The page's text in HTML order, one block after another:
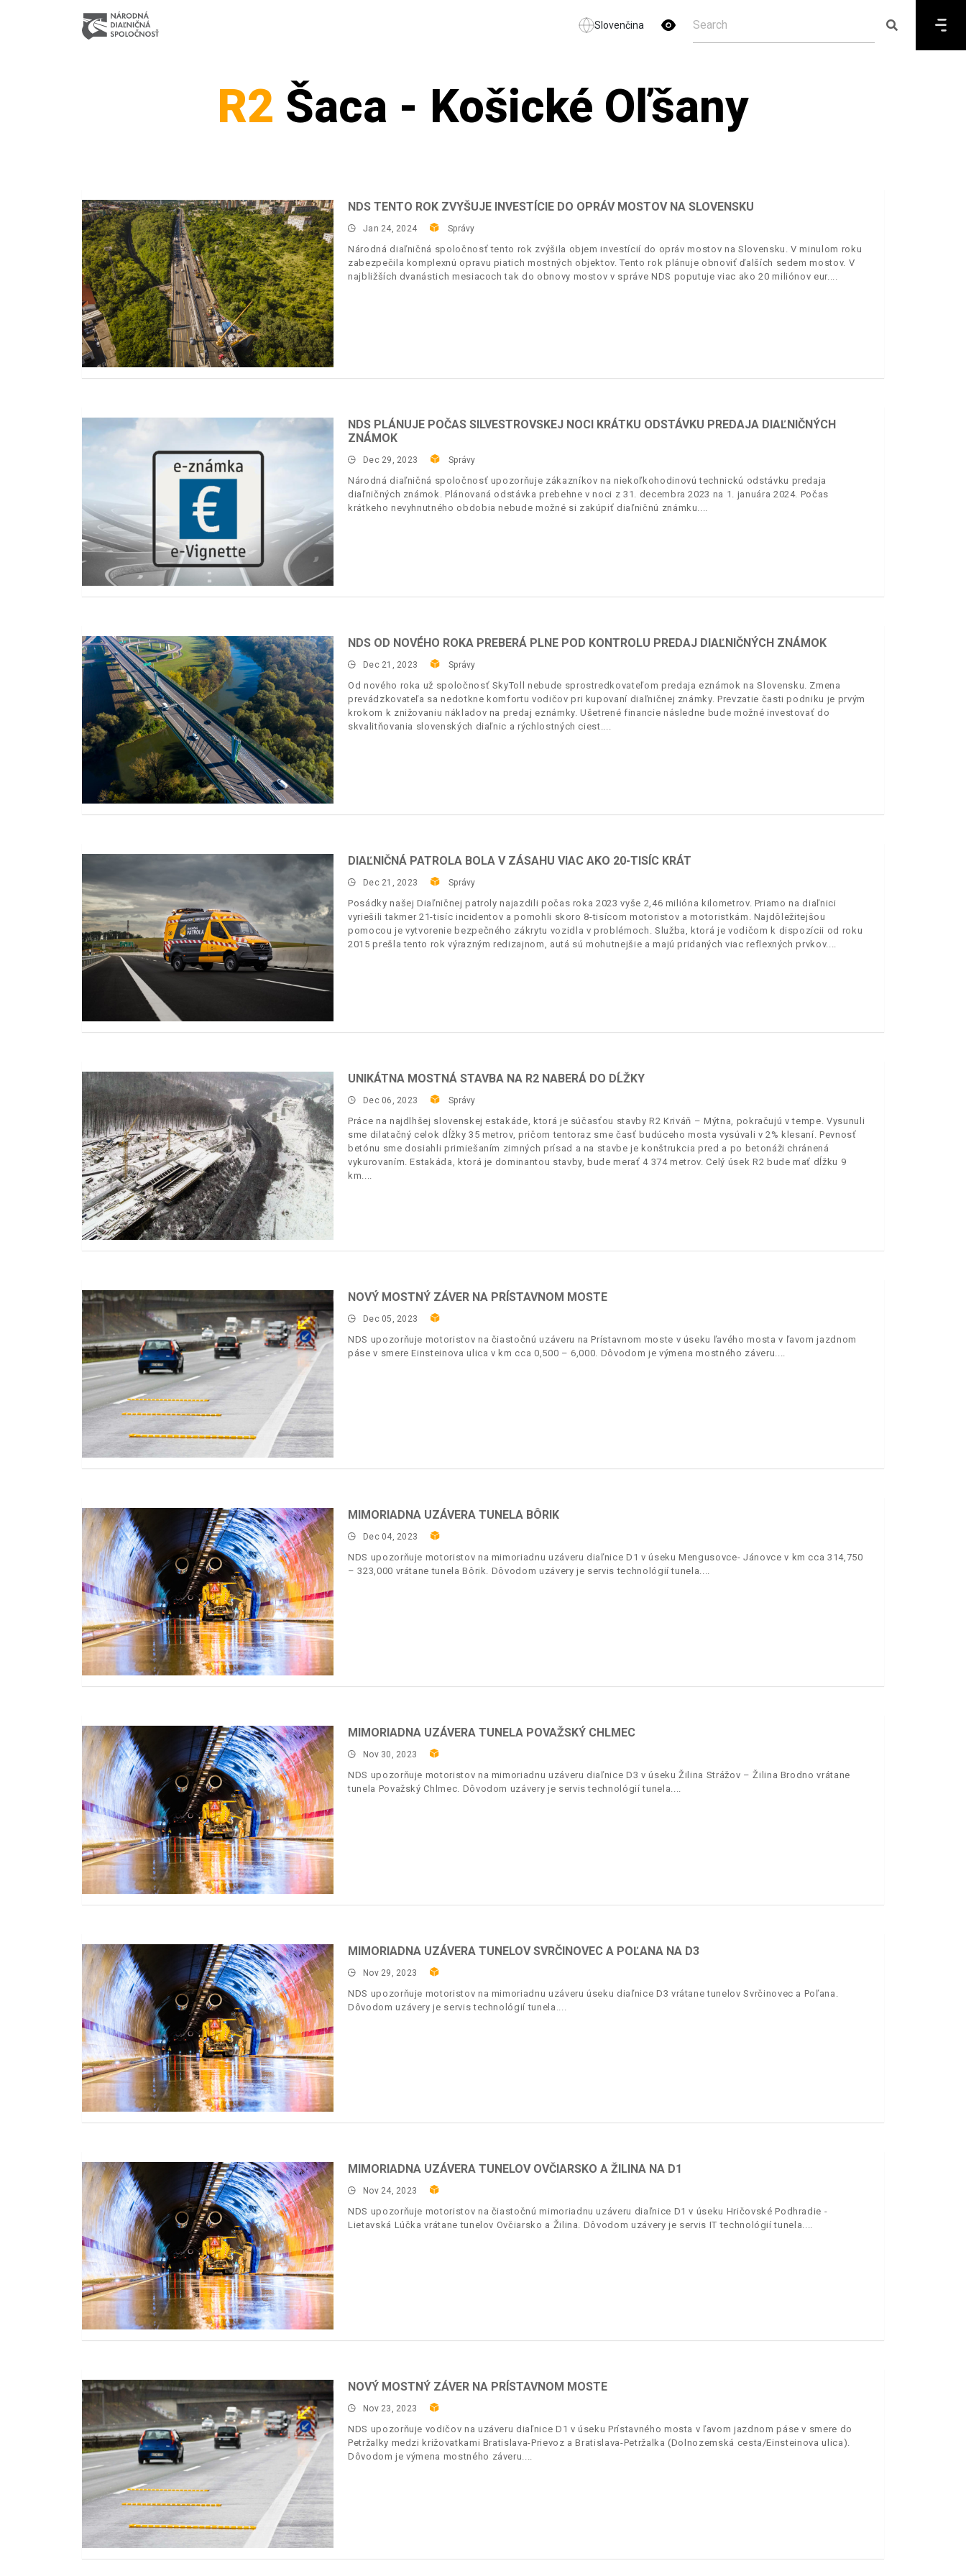
Slovenčina
R2 Šaca - Košické Oľšany
NDS TENTO ROK ZVYŠUJE INVESTÍCIE DO OPRÁV MOSTOV NA SLOVENSKU
Jan 24, 2024 Správy
Národná diaľničná spoločnosť tento rok zvýšila objem investícií do opráv mostov na Slovensku. V minulom roku
zabezpečila komplexnú opravu piatich mostných objektov. Tento rok plánuje obnoviť ďalších sedem mostov. V
najbližších dvanástich mesiacoch tak do obnovy mostov v správe NDS poputuje viac ako 20 miliónov eur.
NDS PLÁNUJE POČAS SILVESTROVSKEJ NOCI KRÁTKU ODSTÁVKU PREDAJA DIAĽNIČNÝCH
ZNÁMOK
Dec 29, 2023 Správy
Národná diaľničná spoločnosť upozorňuje zákazníkov na niekoľkohodinovú technickú odstávku predaja
diaľničných známok. Plánovaná odstávka prebehne v noci z 31. decembra 2023 na 1. januára 2024. Počas
krátkeho nevyhnutného obdobia nebude možné si zakúpiť diaľničnú známku.
NDS OD NOVÉHO ROKA PREBERÁ PLNE POD KONTROLU PREDAJ DIAĽNIČNÝCH ZNÁMOK
Dec 21, 2023 Správy
Od nového roka už spoločnosť SkyToll nebude sprostredkovateľom predaja eznámok na Slovensku. Zmena
prevádzkovateľa sa nedotkne komfortu vodičov pri kupovaní diaľničnej známky. Prevzatie časti podniku je prvým
krokom k znižovaniu nákladov na predaj eznámky. Ušetrené financie následne bude možné investovať do
skvalitňovania slovenských diaľnic a rýchlostných ciest.
DIAĽNIČNÁ PATROLA BOLA V ZÁSAHU VIAC AKO 20-TISÍC KRÁT
Dec 21, 2023 Správy
Posádky našej Diaľničnej patroly najazdili počas roka 2023 vyše 2,46 milióna kilometrov. Priamo na diaľnici
vyriešili takmer 21-tisíc incidentov a pomohli skoro 8-tisícom motoristov a motoristkám. Najdôležitejšou
pomocou je vytvorenie bezpečného zákrytu vozidla v problémoch. Služba, ktorá je vodičom k dispozícii od roku
2015 prešla tento rok výrazným redizajnom, autá sú mohutnejšie a majú pridaných viac reflexných prvkov.
UNIKÁTNA MOSTNÁ STAVBA NA R2 NABERÁ DO DĹŽKY
Dec 06, 2023 Správy
Práce na najdlhšej slovenskej estakáde, ktorá je súčasťou stavby R2 Kriváň – Mýtna, pokračujú v tempe. Vysunuli
sme dilatačný celok dĺžky 35 metrov, pričom tentoraz sme časť budúceho mosta vysúvali v 2% klesaní. Pevnosť
betónu sme dosiahli primiešaním zimných prísad a na stavbe je konštrukcia pred a po betonáži chránená
vykurovaním. Estakáda, ktorá je dominantou stavby, bude merať 4 374 metrov. Celý úsek R2 bude mať dĺžku 9
km.
NOVÝ MOSTNÝ ZÁVER NA PRÍSTAVNOM MOSTE
Dec 05, 2023
NDS upozorňuje motoristov na čiastočnú uzáveru na Prístavnom moste v úseku ľavého mosta v ľavom jazdnom
páse v smere Einsteinova ulica v km cca 0,500 – 6,000. Dôvodom je výmena mostného záveru.
MIMORIADNA UZÁVERA TUNELA BÔRIK
Dec 04, 2023
NDS upozorňuje motoristov na mimoriadnu uzáveru diaľnice D1 v úseku Mengusovce- Jánovce v km cca 314,750
– 323,000 vrátane tunela Bôrik. Dôvodom uzávery je servis technológií tunela.
MIMORIADNA UZÁVERA TUNELA POVAŽSKÝ CHLMEC
Nov 30, 2023
NDS upozorňuje motoristov na mimoriadnu uzáveru diaľnice D3 v úseku Žilina Strážov – Žilina Brodno vrátane
tunela Považský Chlmec. Dôvodom uzávery je servis technológií tunela.
MIMORIADNA UZÁVERA TUNELOV SVRČINOVEC A POĽANA NA D3
Nov 29, 2023
NDS upozorňuje motoristov na mimoriadnu uzáveru úseku diaľnice D3 vrátane tunelov Svrčinovec a Poľana.
Dôvodom uzávery je servis technológií tunela.
MIMORIADNA UZÁVERA TUNELOV OVČIARSKO A ŽILINA NA D1
Nov 24, 2023
NDS upozorňuje motoristov na čiastočnú mimoriadnu uzáveru diaľnice D1 v úseku Hričovské Podhradie -
Lietavská Lúčka vrátane tunelov Ovčiarsko a Žilina. Dôvodom uzávery je servis IT technológií tunela.
NOVÝ MOSTNÝ ZÁVER NA PRÍSTAVNOM MOSTE
Nov 23, 2023
NDS upozorňuje vodičov na uzáveru diaľnice D1 v úseku Prístavného mosta v ľavom jazdnom páse v smere do
Petržalky medzi križovatkami Bratislava-Prievoz a Bratislava-Petržalka (Dolnozemská cesta/Einsteinova ulica).
Dôvodom je výmena mostného záveru.